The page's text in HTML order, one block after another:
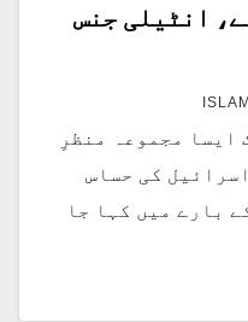
انٹیلی جنس
ایسا مجموعہ منظرِ
اسرائیل کی حساس
بارے میں کہا جا